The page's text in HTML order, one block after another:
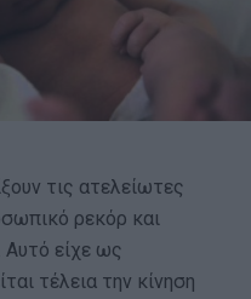
τις ατελείωτες
ρεκόρ και
Αυτό είχε ως
τέλεια την κίνηση